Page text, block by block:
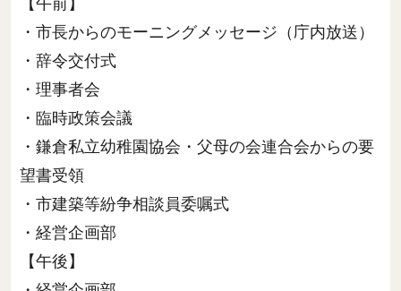
・市長からのモーニングメッセージ（庁内放送）
・辞令交付式
・理事者会
・臨時政策会議
・鎌倉私立幼稚園協会・父母の会連合会からの要
望書受領
・市建築等紛争相談員委嘱式
・経営企画部
【午後】